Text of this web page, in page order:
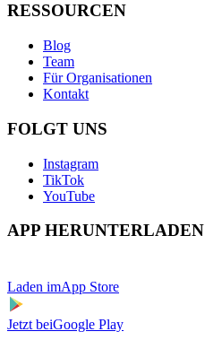
RESSOURCEN
Blog
Team
Für Organisationen
Kontakt
FOLGT UNS
Instagram
TikTok
YouTube
APP HERUNTERLADEN
Laden imApp Store
Jetzt beiGoogle Play